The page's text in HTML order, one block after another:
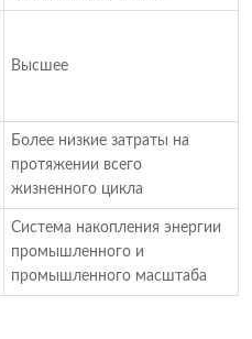
Высшее
Более низкие затраты на
протяжении всего
жизненного цикла
Система накопления энергии
промышленного и
промышленного масштаба